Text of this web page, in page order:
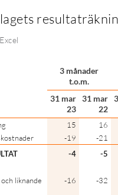
3 månader
t.o.m.
31 mar
23
31 mar
22
15 16
-19 -21
-4 -5
liknande
-16 -32